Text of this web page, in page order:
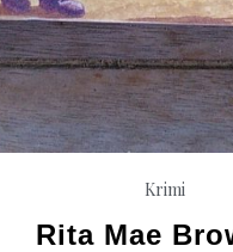
Krimi
Rita Mae